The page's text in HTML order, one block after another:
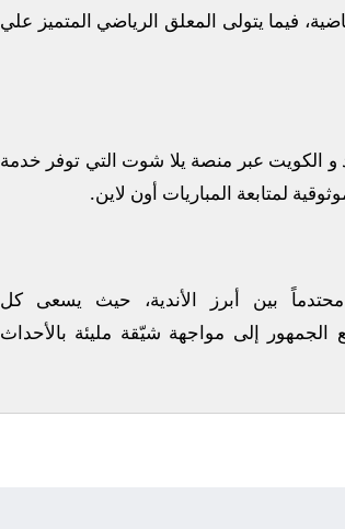
، فيما يتولى المعلق الرياضي المتميز علي
و الكويت عبر منصة يلا شوت التي توفر خدمة
لمتابعة المباريات أون لاين.
بين أبرز الأندية، حيث يسعى كل
الجمهور إلى مواجهة شيّقة مليئة بالأحداث